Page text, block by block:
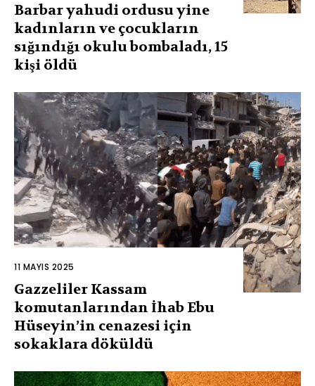
Barbar yahudi ordusu yine
kadınların ve çocukların
sığındığı okulu bombaladı, 15
kişi öldü
11 MAYIS 2025
Gazzeliler Kassam
komutanlarından İhab Ebu
Hüseyin’in cenazesi için
sokaklara döküldü